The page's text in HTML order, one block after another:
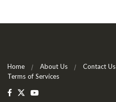
Home About Us Contact Us
Terms of Services